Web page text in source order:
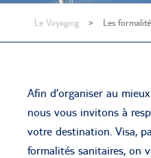
Le Voyaging > Les
Afin d’organiser au
nous vous invitons à
votre destination. Visa,
formalités sanitaires, on